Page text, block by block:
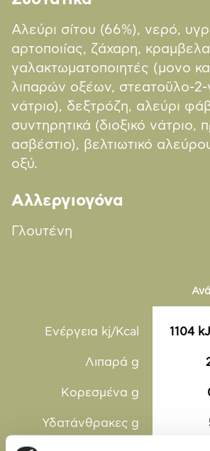
Αλεύρι σίτου (66%), νερό,
αρτοποιίας, ζάχαρη,
γαλακτωματοποιητές (μονο
λιπαρών οξέων, στεατοϋλο-2-
νάτριο), δεξτρόζη, αλεύρι
συντηρητικά (διοξικό νάτριο,
ασβέστιο), βελτιωτικό
οξύ.
Αλλεργιογόνα
Γλουτένη
Ενέργεια kj/Kcal 1104
Λιπαρά g
Kορεσμένα g
Υδατάνθρακες g